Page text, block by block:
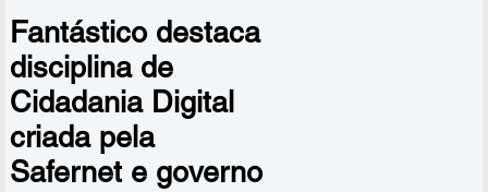
Fantástico destaca
disciplina de
Cidadania Digital
criada pela
Safernet e governo